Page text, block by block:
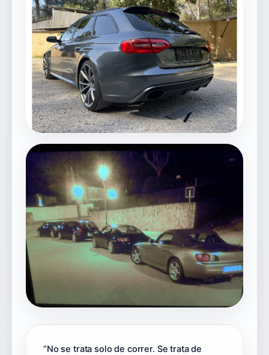
“No se trata solo de correr. Se trata de